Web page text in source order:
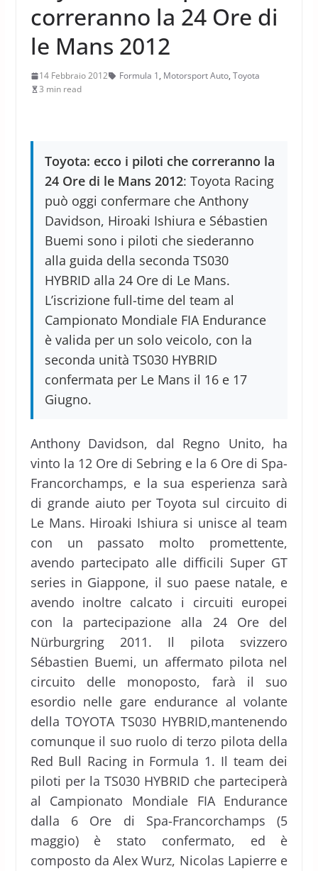
correranno la 24 Ore di
le Mans 2012
14 Febbraio 2012 Formula 1, Motorsport Auto, Toyota
3 min read
Toyota: ecco i piloti che correranno la
24 Ore di le Mans 2012: Toyota Racing
può oggi confermare che Anthony
Davidson, Hiroaki Ishiura e Sébastien
Buemi sono i piloti che siederanno
alla guida della seconda TS030
HYBRID alla 24 Ore di Le Mans.
L’iscrizione full-time del team al
Campionato Mondiale FIA Endurance
è valida per un solo veicolo, con la
seconda unità TS030 HYBRID
confermata per Le Mans il 16 e 17
Giugno.
Anthony Davidson, dal Regno Unito, ha
vinto la 12 Ore di Sebring e la 6 Ore di Spa-
Francorchamps, e la sua esperienza sarà
di grande aiuto per Toyota sul circuito di
Le Mans. Hiroaki Ishiura si unisce al team
con un passato molto promettente,
avendo partecipato alle difficili Super GT
series in Giappone, il suo paese natale, e
avendo inoltre calcato i circuiti europei
con la partecipazione alla 24 Ore del
Nürburgring 2011. Il pilota svizzero
Sébastien Buemi, un affermato pilota nel
circuito delle monoposto, farà il suo
esordio nelle gare endurance al volante
della TOYOTA TS030 HYBRID,mantenendo
comunque il suo ruolo di terzo pilota della
Red Bull Racing in Formula 1. Il team dei
piloti per la TS030 HYBRID che parteciperà
al Campionato Mondiale FIA Endurance
dalla 6 Ore di Spa-Francorchamps (5
maggio) è stato confermato, ed è
composto da Alex Wurz, Nicolas Lapierre e